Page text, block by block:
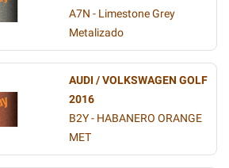
A7N - Limestone Grey
Metalizado
AUDI / VOLKSWAGEN GOLF
2016
B2Y - HABANERO ORANGE
MET